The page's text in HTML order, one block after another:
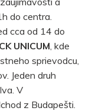
do centra.
cca od 14 do
UNICUM , kde
sprievodcu,
Jeden druh
V
z Budapešti.